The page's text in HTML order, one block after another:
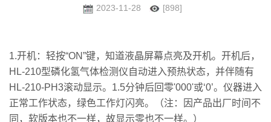
2023-11-28 [898]
1.开机：轻按“ON”键，知道液晶屏幕点亮及开机。开机后，
HL-210型磷化氢气体检测仪自动进入预热状态，并伴随有
HL-210-PH3滚动显示。1.5分钟后回零'000'或‘0’。仪器进入
正常工作状态，绿色工作灯闪亮。（注：因产品出厂时间不
同，软版本也不一样，故显示零也不一样。）